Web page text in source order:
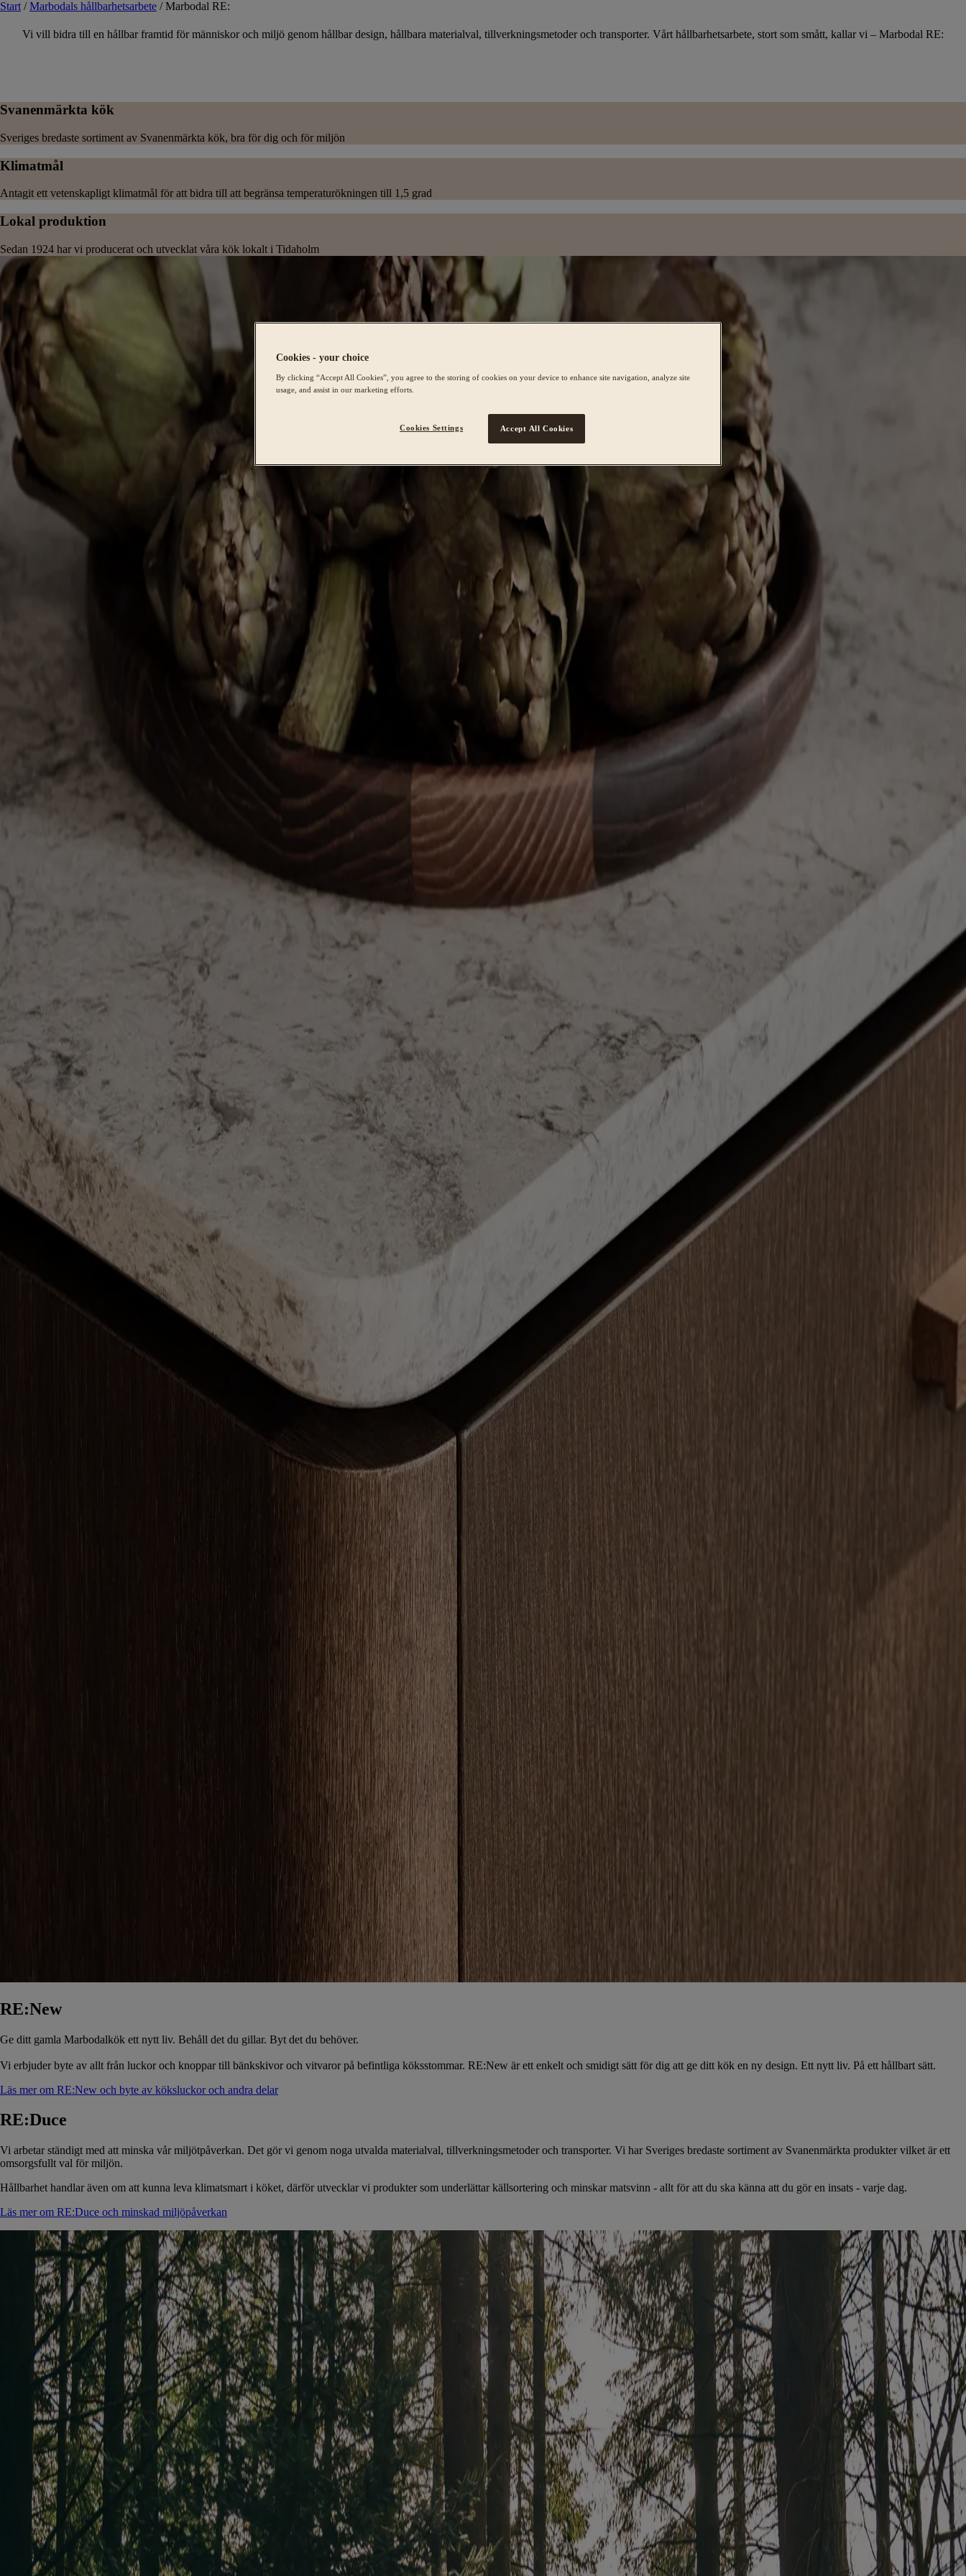
Start / Marbodals hållbarhetsarbete / Marbodal RE:
Vi vill bidra till en hållbar framtid för människor och miljö genom hållbar design, hållbara materialval, tillverkningsmetoder och transporter. Vårt hållbarhetsarbete, stort som smått, kallar vi – Marbodal RE:
Svanenmärkta kök
Sveriges bredaste sortiment av Svanenmärkta kök, bra för dig och för miljön
Klimatmål
Antagit ett vetenskapligt klimatmål för att bidra till att begränsa temperaturökningen till 1,5 grad
Lokal produktion
Sedan 1924 har vi producerat och utvecklat våra kök lokalt i Tidaholm
RE:New
Ge ditt gamla Marbodalkök ett nytt liv. Behåll det du gillar. Byt det du behöver.
Vi erbjuder byte av allt från luckor och knoppar till bänkskivor och vitvaror på befintliga köksstommar. RE:New är ett enkelt och smidigt sätt för dig att ge ditt kök en ny design. Ett nytt liv. På ett hållbart sätt.
Läs mer om RE:New och byte av köksluckor och andra delar
RE:Duce
Vi arbetar ständigt med att minska vår miljötpåverkan. Det gör vi genom noga utvalda materialval, tillverkningsmetoder och transporter. Vi har Sveriges bredaste sortiment av Svanenmärkta produkter vilket är ett
omsorgsfullt val för miljön.
Hållbarhet handlar även om att kunna leva klimatsmart i köket, därför utvecklar vi produkter som underlättar källsortering och minskar matsvinn - allt för att du ska känna att du gör en insats - varje dag.
Läs mer om RE:Duce och minskad miljöpåverkan
Cookies - your choice
By clicking “Accept All Cookies”, you agree to the storing of cookies on your device to enhance site navigation, analyze site
usage, and assist in our marketing efforts.
Cookies Settings Accept All Cookies